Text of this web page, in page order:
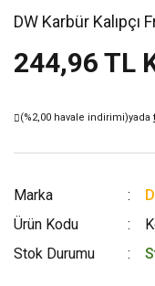
DW Karbür
244,96 TL
(%2,00 havale indirimi)yada
Marka
Ürün Kodu
Stok Durumu